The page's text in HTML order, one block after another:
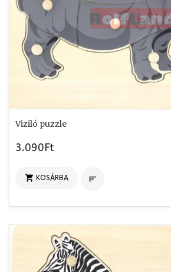
Viziló puzzle
3.090Ft
 KOSÁRBA 